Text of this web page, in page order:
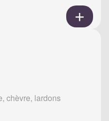
chèvre, lardons